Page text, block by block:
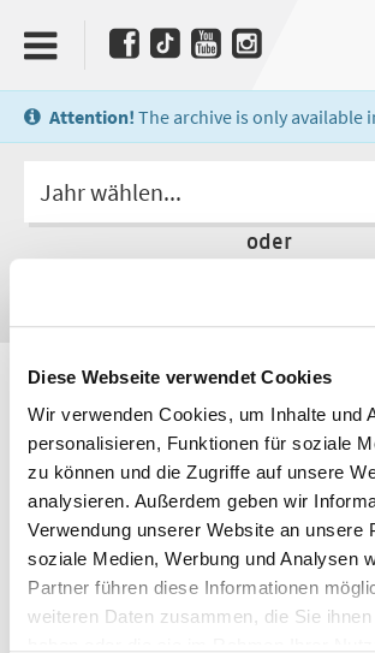
Diese Webseite verwendet Cookies
Wir verwenden Cookies, um Inhalte und
personalisieren, Funktionen für soziale
zu können und die Zugriffe auf unsere
analysieren. Außerdem geben wir
Verwendung unserer Website an unsere
soziale Medien, Werbung und Analysen
Partner führen diese Informationen
weiteren Daten zusammen, die Sie
Attention! The archive is only available
Jahr wählen...
oder
Autor
Leif Randt